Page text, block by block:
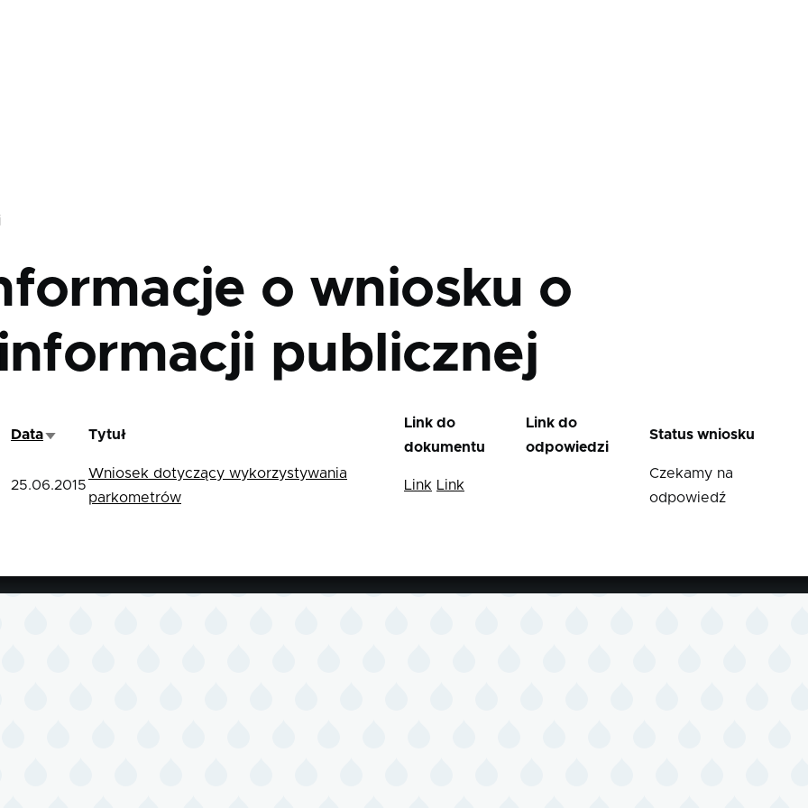
o wniosku o
publicznej
DataSortuj rosnąco
Tytuł
Link do
dokumentu
Link do
odpowiedzi
Status wniosku
25.06.2015
Wniosek dotyczący wykorzystywania
parkometrów
Link Link
Czekamy na
odpowiedź